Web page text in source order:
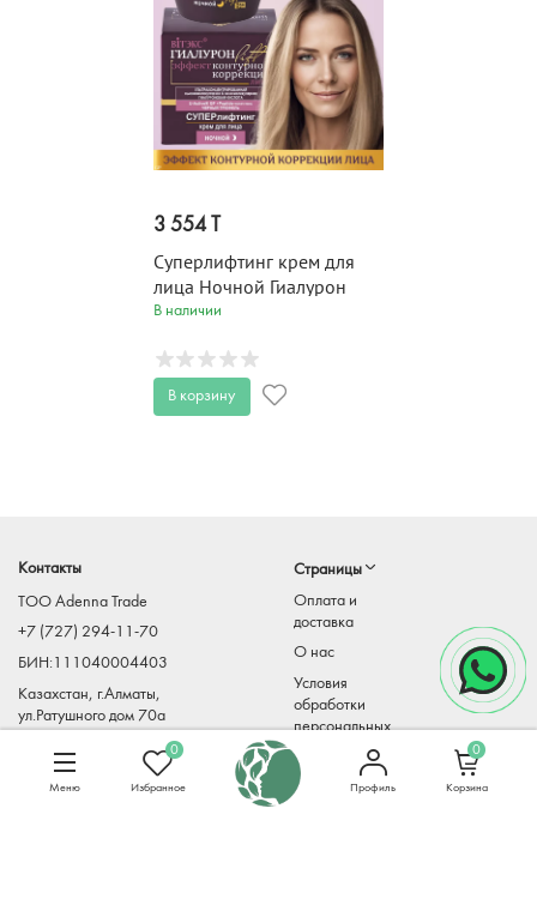
3 554 T
Суперлифтинг крем для
лица Ночной Гиалурон
LIFT 55+ 45 мл
В наличии
В корзину
Контакты
TOO Adenna Trade
+7 (727) 294-11-70
БИН:111040004403
Казахстан, г.Алматы,
ул.Ратушного дом 70а
trade@mirkosmetiki.kz
Страницы
Оплата и
доставка
О нас
Условия
обработки
персональных
данных
Меню
0
Избранное Профиль
0
Корзина